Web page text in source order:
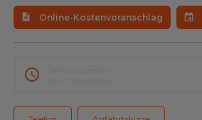
Die Marke
Leistungen
Angebote
Online-Kostenvoranschlag